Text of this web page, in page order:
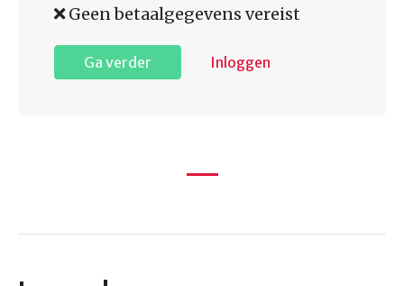
Geen betaalgegevens vereist
Ga verder Inloggen